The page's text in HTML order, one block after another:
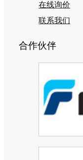
在线询价
联系我们
合作伙伴